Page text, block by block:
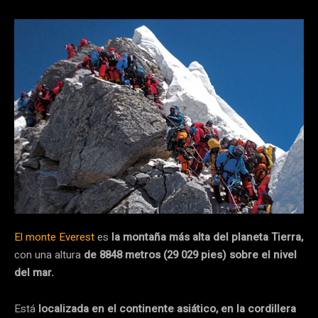
El monte Everestes la montaña más alta del planeta Tierra,
con una altura de 8848 metros (29 029 pies) sobre el nivel
del mar.
​Está localizada en el continente asiático, en la cordillera